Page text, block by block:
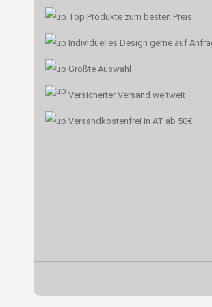
Top Produkte zum besten Preis
Individuelles Design gerne auf
Größte Auswahl
Versicherter Versand weltweit
Versandkostenfrei in AT ab 50€